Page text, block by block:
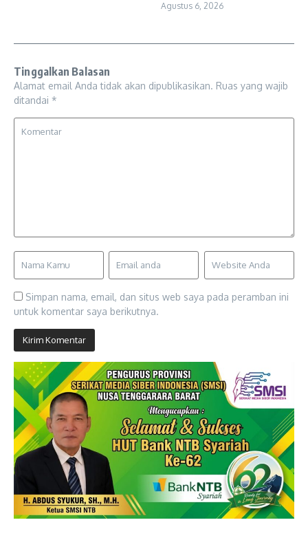
Agustus 6, 2026
Tinggalkan Balasan
Alamat email Anda tidak akan dipublikasikan. Ruas yang wajib
ditandai *
Simpan nama, email, dan situs web saya pada peramban ini
untuk komentar saya berikutnya.